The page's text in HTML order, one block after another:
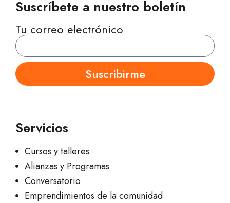
Suscríbete a nuestro boletín
Tu correo electrónico
Suscribirme
Servicios
Cursos y talleres
Alianzas y Programas
Conversatorio
Emprendimientos de la comunidad